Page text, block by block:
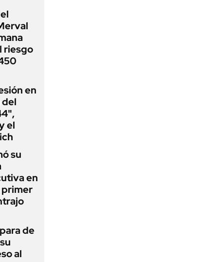
riesgo
en
del
el
su
en
primer
de
al